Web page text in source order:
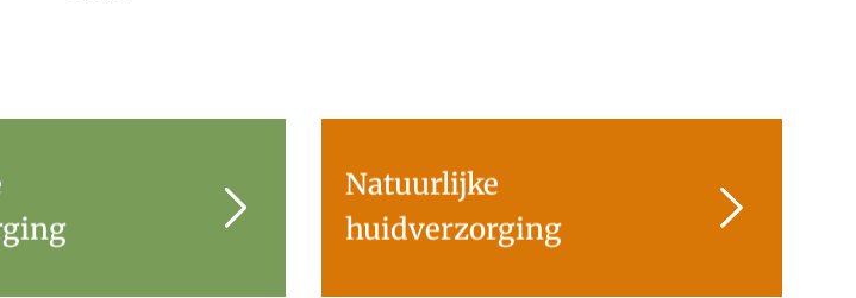
Natuurlijke
huidverzorging